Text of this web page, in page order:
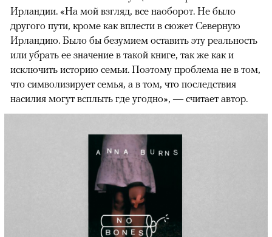
Ирландии. «На мой взгляд, все наоборот. Не было
другого пути, кроме как вплести в сюжет Северную
Ирландию. Было бы безумием оставить эту реальность
или убрать ее значение в такой книге, так же как и
исключить историю семьи. Поэтому проблема не в том,
что символизирует семья, а в том, что последствия
насилия могут всплыть где угодно», — считает автор.